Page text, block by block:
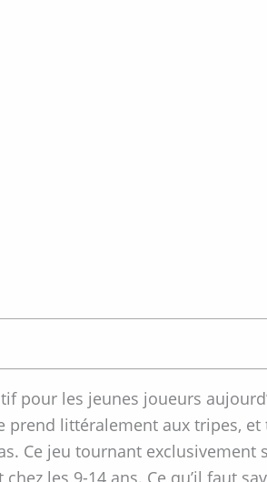
pour les jeunes joueurs
littéralement aux tripes, et
Ce jeu tournant
les 9-14 ans. Ce qu’il faut